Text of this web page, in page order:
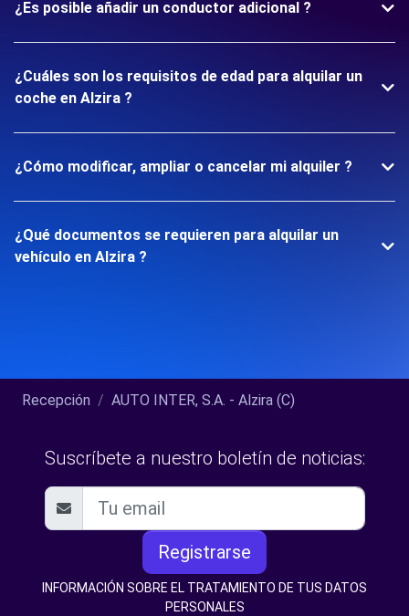
¿Es posible añadir un conductor adicional ?
¿Cuáles son los requisitos de edad para alquilar un
coche en Alzira ?
¿Cómo modificar, ampliar o cancelar mi alquiler ?
¿Qué documentos se requieren para alquilar un
vehículo en Alzira ?
Recepción AUTO INTER, S.A. - Alzira (C)
Suscríbete a nuestro boletín de noticias:
Registrarse
INFORMACIÓN SOBRE EL TRATAMIENTO DE TUS DATOS
PERSONALES